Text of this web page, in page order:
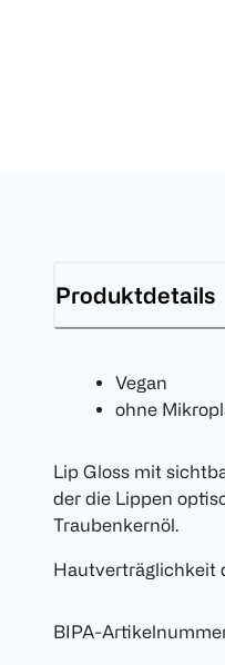
Produktdetails
Vegan
ohne
Lip Gloss mit
der die Lippen
Traubenkernöl.
Hautverträglichkeit
BIPA-